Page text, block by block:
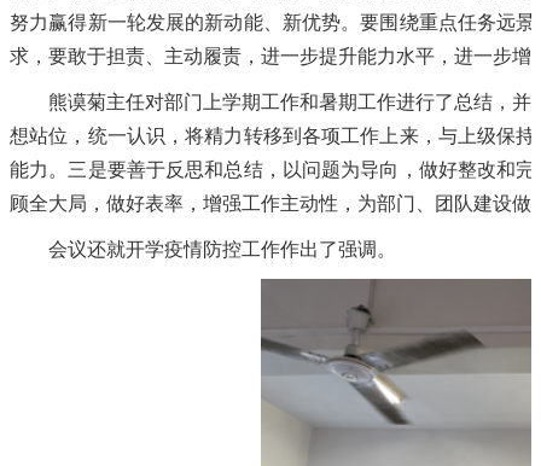
努力赢得新一轮发展的新动能、新优势。要围绕重点任务远
求，要敢于担责、主动履责，进一步提升能力水平，进一步
熊谟菊主任对部门上学期工作和暑期工作进行了总结，
想站位，统一认识，将精力转移到各项工作上来，与上级保
能力。三是要善于反思和总结，以问题为导向，做好整改和
顾全大局，做好表率，增强工作主动性，为部门、团队建设做
会议还就开学疫情防控工作作出了强调。